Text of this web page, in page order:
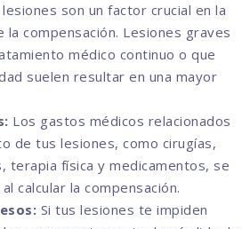
son un factor crucial en la
la compensación. Lesiones graves
médico continuo o que
suelen resultar en una mayor
Los gastos médicos relacionados
de tus lesiones, como cirugías,
terapia física y medicamentos, se
calcular la compensación.
Si tus lesiones te impiden